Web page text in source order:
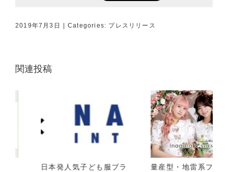
2019年7月3日 | Categories: プレスリリース
関連投稿
日本発人気子ども服ブラ
量産型・地雷系ファッシ